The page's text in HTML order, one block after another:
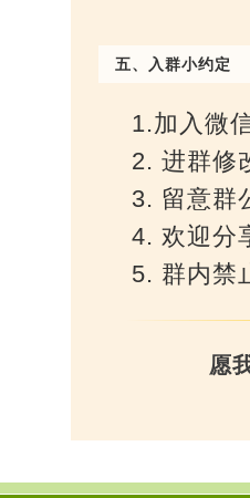
五、入群小约定
1.加入微
2. 进群修
3. 留意群
4. 欢迎分
5. 群内禁
愿